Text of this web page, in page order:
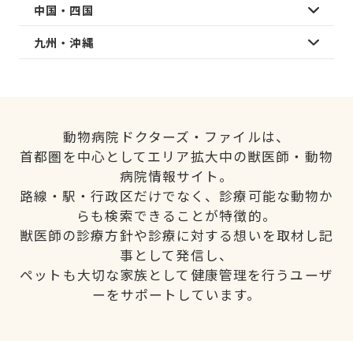
中国・四国
九州・沖縄
動物病院ドクターズ・ファイルは、
首都圏を中心としてエリア拡大中の獣医師・動物
病院情報サイト。
路線・駅・行政区だけでなく、診療可能な動物か
らも検索できることが特徴的。
獣医師の診療方針や診療に対する想いを取材し記
事として発信し、
ペットも大切な家族として健康管理を行うユーザ
ーをサポートしています。